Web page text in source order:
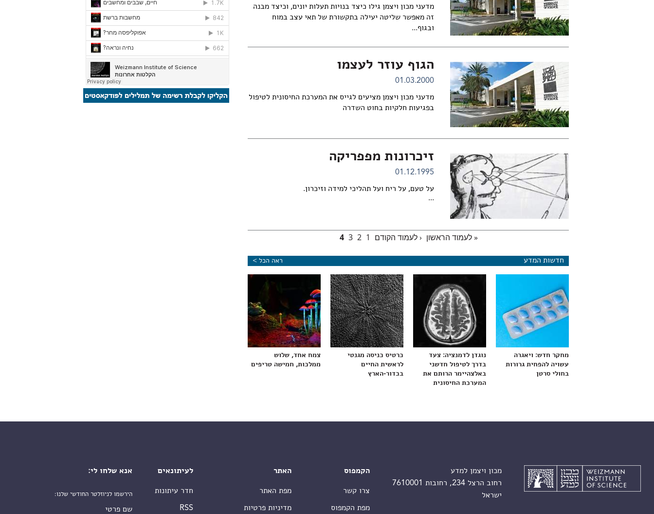
מדעני מכון ויצמן גילו כיצד בנויות תעלות יונים, וכיצד מבנה
זה מאפשר שליטה יעילה בתקשורת של תאי עצב במוח
ובגוף...
הגוף עוזר לעצמו
01.03.2000
מדעני מכון ויצמן מציעים לגייס את המערכת החיסונית לטיפול
בפגיעות חלקיות בחוט השדרה
זיכרונות מפפריקה
01.12.1995
על טעם, על ריח ועל תהליכי למידה וזיכרון.
...
« לעמוד הראשון ‹ לעמוד הקודם 1
2
3
4
חדשות המדע ראה הכל >
מחקר חדש: ויאגרה
עשויה להפחית גרורות
בחולי סרטן
נוגדן לדמנציה: צעד
בדרך לטיפול חדשני
באלצהיימר הרותם את
המערכת החיסונית
כרטיס כניסה מגנטי
לראשית החיים
בכדור-הארץ
צמח אחד, שלוש
ממלכות, חמישה טריפים
מכון ויצמן למדע
רחוב הרצל 234, רחובות 7610001
ישראל
הקמפוס
צרו קשר
מפת הקמפוס
האתר
מפת האתר
מדיניות פרטיות
לעיתונאים
חדר עיתונות
RSS
אנא שלחו לי:
הירשמו לניוזלטר החודשי שלנו: